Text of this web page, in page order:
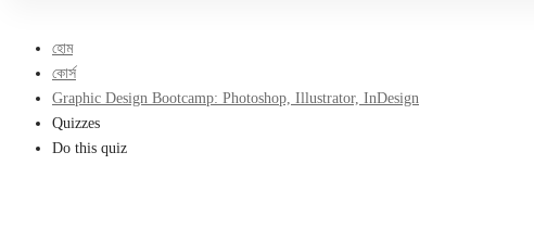
হোম
কোর্স
Graphic Design Bootcamp: Photoshop, Illustrator, InDesign
Quizzes
Do this quiz